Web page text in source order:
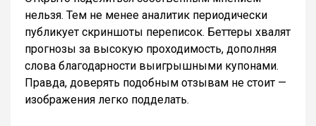
нельзя. Тем не менее аналитик периодически
публикует скриншоты переписок. Беттеры хвалят
прогнозы за высокую проходимость, дополняя
слова благодарности выигрышными купонами.
Правда, доверять подобным отзывам не стоит —
изображения легко подделать.